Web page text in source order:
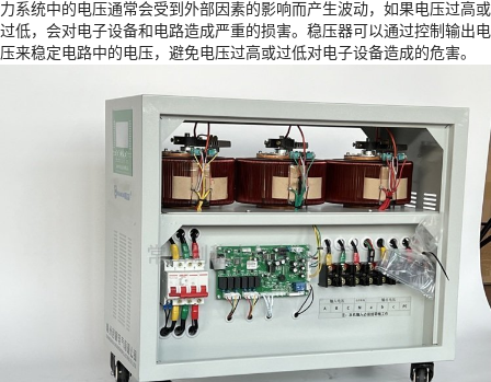
力系统中的电压通常会受到外部因素的影响而产生波动，如果电压过高或
过低，会对电子设备和电路造成严重的损害。稳压器可以通过控制输出电
压来稳定电路中的电压，避免电压过高或过低对电子设备造成的危害。